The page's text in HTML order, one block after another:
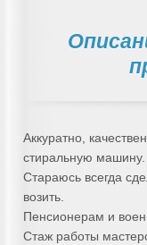
Аккуратно,
стиральную машину.
Стараюсь всегда
возить.
Пенсионерам и
Стаж работы